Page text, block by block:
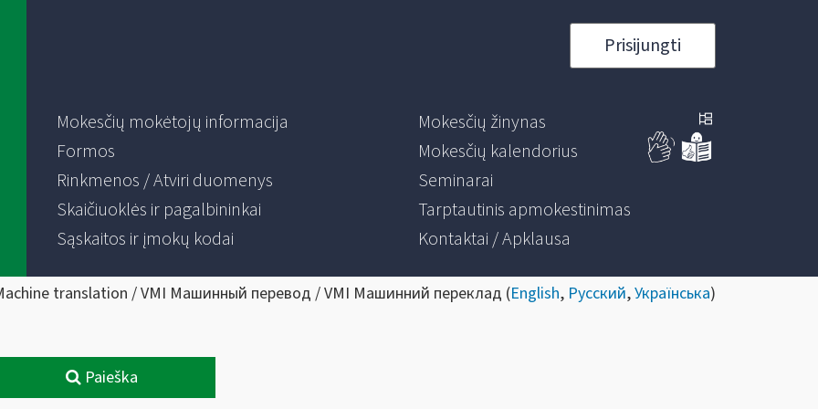
Prisijungti
Mokesčių mokėtojų informacija
Formos
Rinkmenos / Atviri duomenys
Skaičiuoklės ir pagalbininkai
Sąskaitos ir įmokų kodai
Mokesčių žinynas
Mokesčių kalendorius
Seminarai
Tarptautinis apmokestinimas
Kontaktai / Apklausa
translation / VMI Машинный перевод / VMI Машинний переклад (English, Русский,Українська)
Paieška